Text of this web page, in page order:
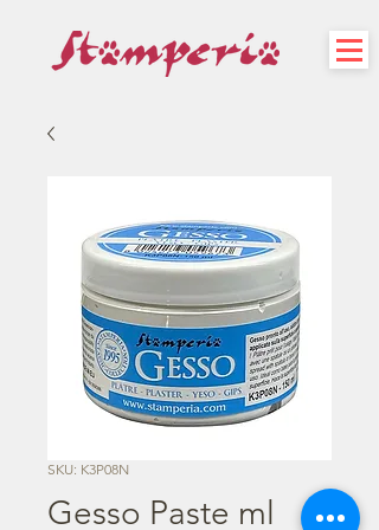
SKU: K3P08N
Gesso Paste ml